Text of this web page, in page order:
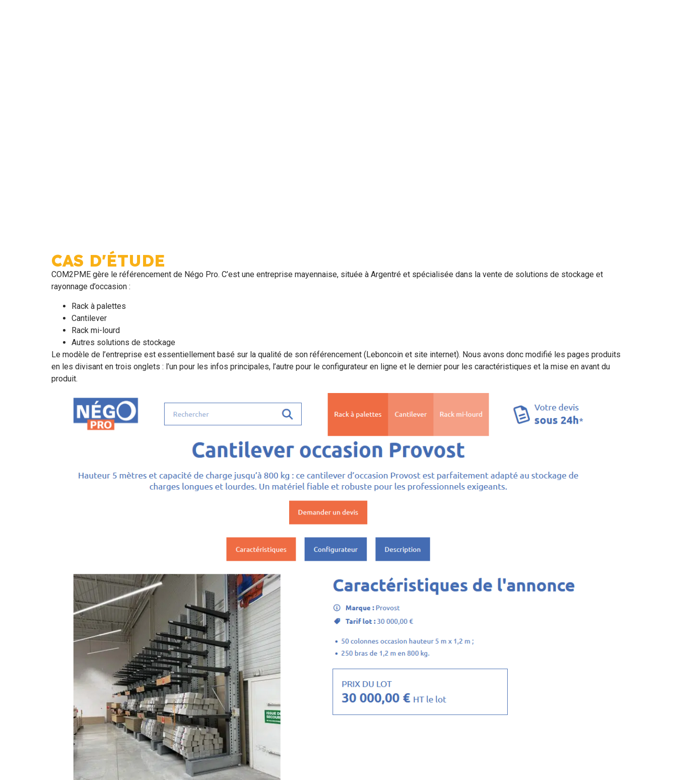
CAS D'ÉTUDE
COM2PME gère le référencement de Négo Pro. C’est une entreprise mayennaise, située à Argentré et spécialisée dans la vente de solutions de stockage et
rayonnage d’occasion :
Rack à palettes
Cantilever
Rack mi-lourd
Autres solutions de stockage
Le modèle de l’entreprise est essentiellement basé sur la qualité de son référencement (Leboncoin et site internet). Nous avons donc modifié les pages produits
en les divisant en trois onglets : l’un pour les infos principales, l’autre pour le configurateur en ligne et le dernier pour les caractéristiques et la mise en avant du
produit.